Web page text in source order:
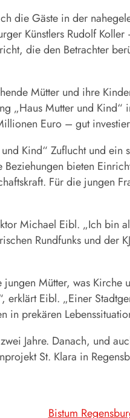
die Gäste in der
Künstlers Rudolf
die den Betrachter
Mütter und ihre
„Haus Mutter und
Euro – gut
Kind“ Zuflucht und
bieten
Für die jungen
Michael Eibl. „Ich bin
Rundfunks und der
Mütter, was
erklärt Eibl. „Einer
in prekären
Jahre. Danach, und
St. Klara in
Bistum